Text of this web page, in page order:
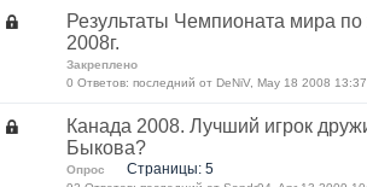
Результаты Чемпионата мира по
2008г.
Закреплено
0 Ответов: последний от DeNiV, May 18 2008 13:37
Канада 2008. Лучший игрок
Быкова?
Опрос Страницы: 5